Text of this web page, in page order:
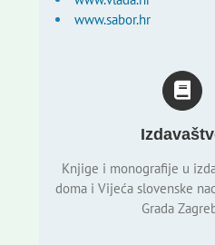
www.sabor.hr
Knjige i monografije u
doma i Vijeća slovenske
Grada